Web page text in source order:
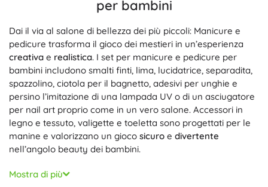
per bambini
Dai il via al salone di bellezza dei più piccoli: Manicure e
pedicure trasforma il gioco dei mestieri in un’esperienza
creativa e realistica. I set per manicure e pedicure per
bambini includono smalti finti, lima, lucidatrice, separadita,
spazzolino, ciotola per il bagnetto, adesivi per unghie e
persino l’imitazione di una lampada UV o di un asciugatore
per nail art proprio come in un vero salone. Accessori in
legno e tessuto, valigette e toeletta sono progettati per le
manine e valorizzano un gioco sicuro e divertente
nell’angolo beauty dei bambini.
La manicure e la pedicure per bambini stimolano lo
sviluppo della motricità fine, della coordinazione occhio–
Mostra di più